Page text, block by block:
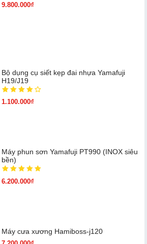
9.800.000₫
Bộ dụng cụ siết kẹp đai nhựa Yamafuji
H19/J19
1.100.000₫
Máy phun sơn Yamafuji PT990 (INOX siêu
bền)
6.200.000₫
Máy cưa xương Hamiboss-j120